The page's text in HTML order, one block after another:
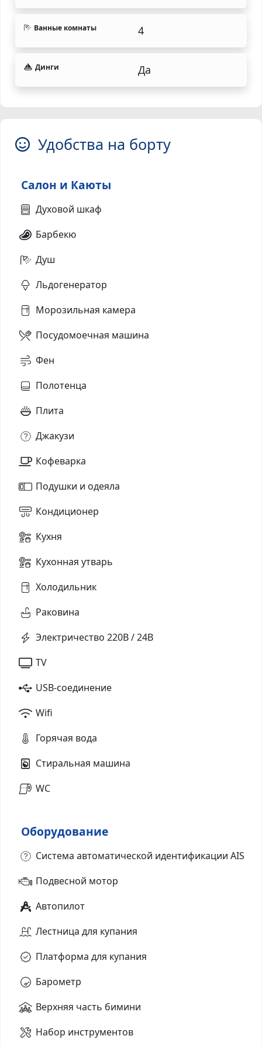
Ванные комнаты 4
Динги Да
Удобства на борту
Салон и Каюты
Духовой шкаф
Барбекю
Душ
Льдогенератор
Морозильная камера
Посудомоечная машина
Фен
Полотенца
Плита
Джакузи
Кофеварка
Подушки и одеяла
Кондиционер
Кухня
Кухонная утварь
Холодильник
Раковина
Электричество 220В / 24В
TV
USB-соединение
Wifi
Горячая вода
Стиральная машина
WC
Оборудование
Система автоматической идентификации AIS
Подвесной мотор
Автопилот
Лестница для купания
Платформа для купания
Барометр
Верхняя часть бимини
Набор инструментов